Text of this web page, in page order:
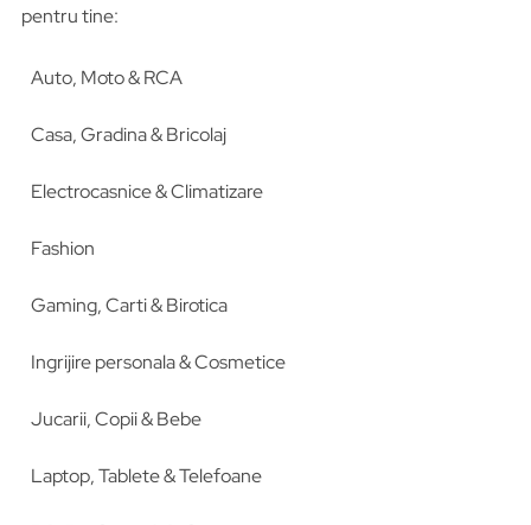
pentru tine:
Auto, Moto & RCA
Casa, Gradina & Bricolaj
Electrocasnice & Climatizare
Fashion
Gaming, Carti & Birotica
Ingrijire personala & Cosmetice
Jucarii, Copii & Bebe
Laptop, Tablete & Telefoane